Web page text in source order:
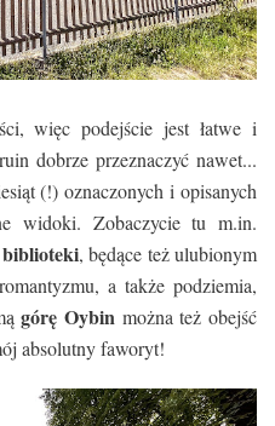
więc podejście jest łatwe i
dobrze przeznaczyć nawet...
(!) oznaczonych i opisanych
widoki. Zobaczycie tu m.in.
, będące też ulubionym
a także podziemia,
górę Oybin można też obejść
absolutny faworyt!